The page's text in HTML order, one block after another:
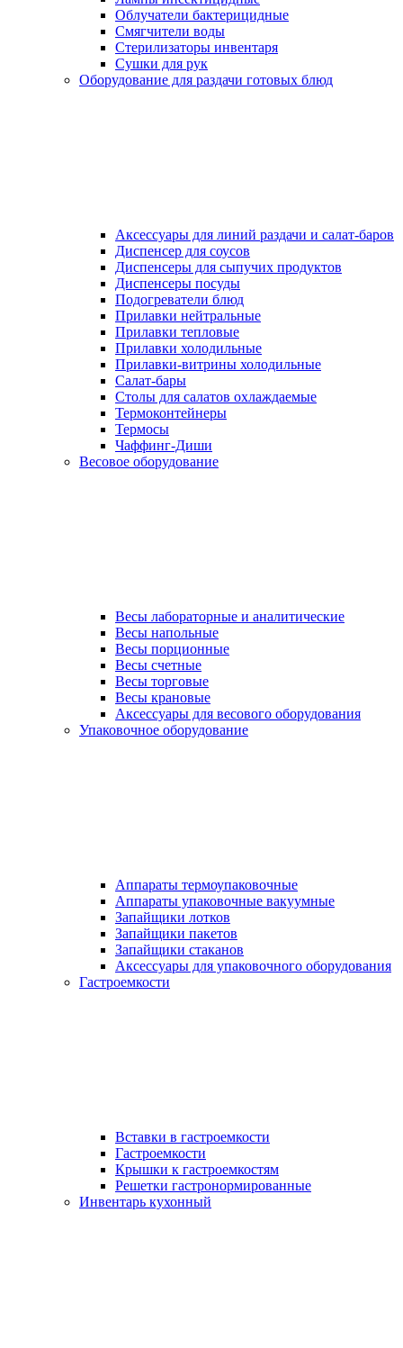
Облучатели бактерицидные
Смягчители воды
Стерилизаторы инвентаря
Сушки для рук
Оборудование для раздачи готовых блюд
Аксессуары для линий раздачи и салат-баров
Диспенсер для соусов
Диспенсеры для сыпучих продуктов
Диспенсеры посуды
Подогреватели блюд
Прилавки нейтральные
Прилавки тепловые
Прилавки холодильные
Прилавки-витрины холодильные
Салат-бары
Столы для салатов охлаждаемые
Термоконтейнеры
Термосы
Чаффинг-Диши
Весовое оборудование
Весы лабораторные и аналитические
Весы напольные
Весы порционные
Весы счетные
Весы торговые
Весы крановые
Аксессуары для весового оборудования
Упаковочное оборудование
Аппараты термоупаковочные
Аппараты упаковочные вакуумные
Запайщики лотков
Запайщики пакетов
Запайщики стаканов
Аксессуары для упаковочного оборудования
Гастроемкости
Вставки в гастроемкости
Гастроемкости
Крышки к гастроемкостям
Решетки гастронормированные
Инвентарь кухонный